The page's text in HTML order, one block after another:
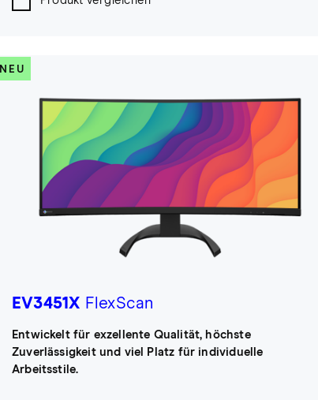
NEU
EV3451X FlexScan
Entwickelt für exzellente Qualität, höchste
Zuverlässigkeit und viel Platz für individuelle
Arbeitsstile.